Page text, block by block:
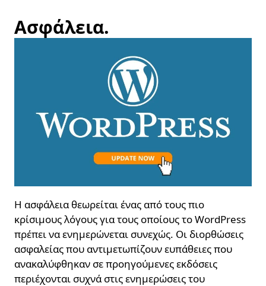
Ασφάλεια.
Η ασφάλεια θεωρείται ένας από τους πιο
κρίσιμους λόγους για τους οποίους το WordPress
πρέπει να ενημερώνεται συνεχώς. Οι διορθώσεις
ασφαλείας που αντιμετωπίζουν ευπάθειες που
ανακαλύφθηκαν σε προηγούμενες εκδόσεις
περιέχονται συχνά στις ενημερώσεις του